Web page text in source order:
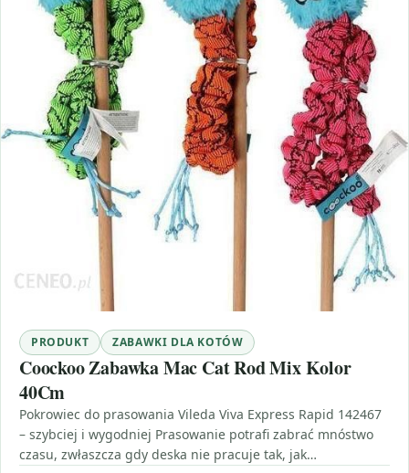
PRODUKT ZABAWKI DLA KOTÓW
Coockoo Zabawka Mac Cat Rod Mix Kolor
40Cm
Pokrowiec do prasowania Vileda Viva Express Rapid 142467
– szybciej i wygodniej Prasowanie potrafi zabrać mnóstwo
czasu, zwłaszcza gdy deska nie pracuje tak, jak…